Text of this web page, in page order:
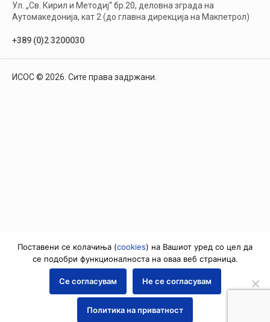
Ул. „Св. Кирил и Методиј“ бр.20, деловна зграда на
Аутомакедонија, кат 2 (до главна дирекција на Макпетрол)
+389 (0)2 3200030
ИСОС © 2026. Сите права задржани.
Поставени се колачиња (cookies) на Вашиот уред со цел да
се подобри функционалноста на оваа веб страница.
Се согласувам Не се согласувам
Политика на приватност